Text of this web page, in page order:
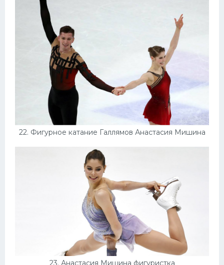
22. Фигурное катание Галлямов Анастасия Мишина
23. Анастасия Мишина фигуристка